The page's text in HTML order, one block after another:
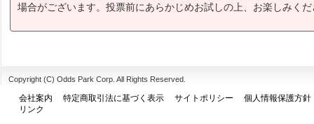
場合がございます。投票前にあらかじめお試しの上、お楽しみく
Copyright (C) Odds Park Corp. All Rights Reserved.
会社案内 特定商取引法に基づく表示 サイトポリシー
個人情報保護方針
リンク